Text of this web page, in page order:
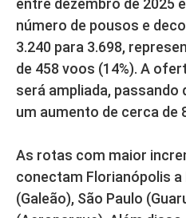
entre dezembro de 2025
número de pousos e
3.240 para 3.698,
de 458 voos (14%). A
será ampliada, passando
um aumento de cerca de
As rotas com maior
conectam Florianópolis a
(Galeão), São Paulo